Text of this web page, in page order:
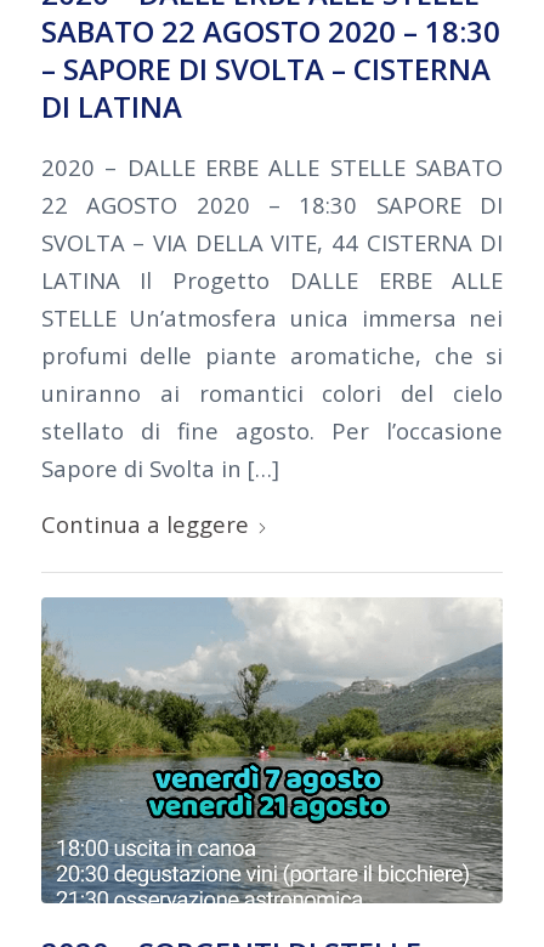
SABATO 22 AGOSTO 2020 – 18:30
– SAPORE DI SVOLTA – CISTERNA
DI LATINA
2020 – DALLE ERBE ALLE STELLE SABATO
22 AGOSTO 2020 – 18:30 SAPORE DI
SVOLTA – VIA DELLA VITE, 44 CISTERNA DI
LATINA Il Progetto DALLE ERBE ALLE
STELLE Un’atmosfera unica immersa nei
profumi delle piante aromatiche, che si
uniranno ai romantici colori del cielo
stellato di fine agosto. Per l’occasione
Sapore di Svolta in […]
Continua a leggere